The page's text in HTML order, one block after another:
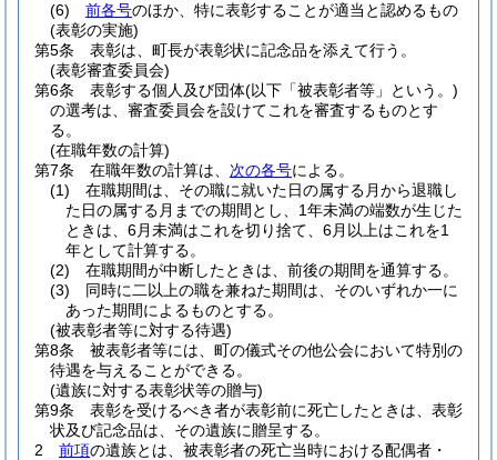
(6)
前各号のほか、特に表彰することが適当と認めるもの
(表彰の実施)
第5条
表彰は、町長が表彰状に記念品を添えて行う。
(表彰審査委員会)
第6条
表彰する個人及び団体(以下「被表彰者等」という。)
の選考は、審査委員会を設けてこれを審査するものとす
る。
(在職年数の計算)
第7条
在職年数の計算は、 次の各号による。
(1)
在職期間は、その職に就いた日の属する月から退職し
た日の属する月までの期間とし、1年未満の端数が生じた
ときは、6月未満はこれを切り捨て、6月以上はこれを1
年として計算する。
(2)
在職期間が中断したときは、前後の期間を通算する。
(3)
同時に二以上の職を兼ねた期間は、そのいずれか一に
あった期間によるものとする。
(被表彰者等に対する待遇)
第8条
被表彰者等には、町の儀式その他公会において特別の
待遇を与えることができる。
(遺族に対する表彰状等の贈与)
第9条
表彰を受けるべき者が表彰前に死亡したときは、表彰
状及び記念品は、その遺族に贈呈する。
2
前項の遺族とは、被表彰者の死亡当時における配偶者・